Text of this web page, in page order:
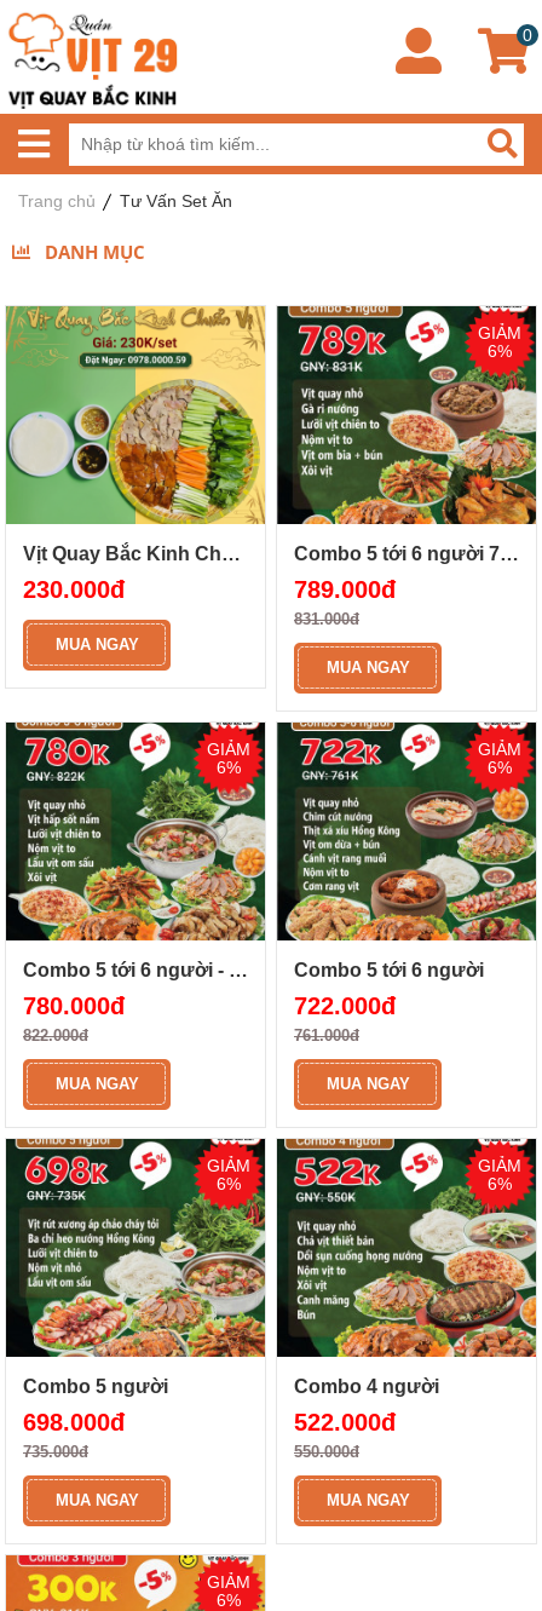
0
Trang chủ Tư Vấn Set Ăn
DANH MỤC
Vịt Quay Bắc Kinh Chuẩn Vị
230.000đ
MUA NGAY
GIẢM
6%
Combo 5 tới 6 người 789K
789.000đ
831.000đ
MUA NGAY
GIẢM
6%
Combo 5 tới 6 người - 780K
780.000đ
822.000đ
MUA NGAY
GIẢM
6%
Combo 5 tới 6 người
722.000đ
761.000đ
MUA NGAY
GIẢM
6%
Combo 5 người
698.000đ
735.000đ
MUA NGAY
GIẢM
6%
Combo 4 người
522.000đ
550.000đ
MUA NGAY
GIẢM
6%